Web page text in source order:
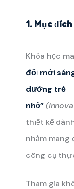
1. Mục
Khóa học
đổi mới
dưỡng trẻ
nhỏ”
thiết kế
nhằm mang
công cụ
Tham gia